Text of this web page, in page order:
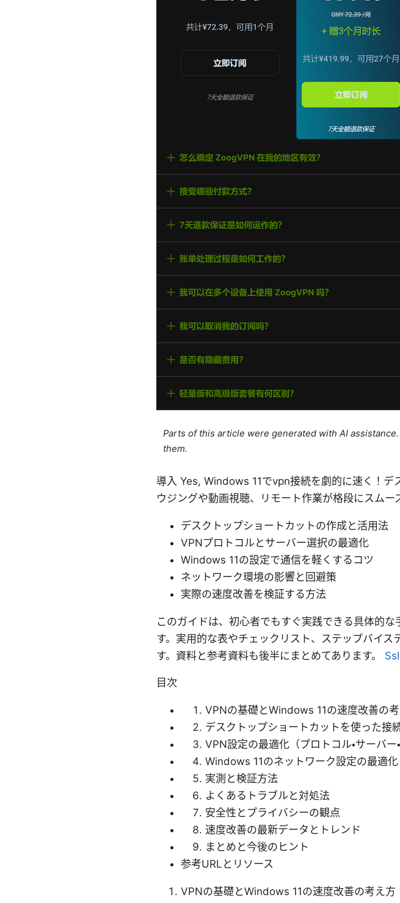
Parts of this article were generated with AI
them.
導入 Yes, Windows 11でvpn接続を劇的に速く！デ
ウジングや動画視聴、リモート作業が格段にスムー
デスクトップショートカットの作成と活用法
VPNプロトコルとサーバー選択の最適化
Windows 11の設定で通信を軽くするコツ
ネットワーク環境の影響と回避策
実際の速度改善を検証する方法
このガイドは、初心者でもすぐ実践できる具体的
す。実用的な表やチェックリスト、ステップバイ
す。資料と参考資料も後半にまとめてあります。
目次
VPNの基礎とWindows 11の速度改善の
デスクトップショートカットを使った接
VPN設定の最適化（プロトコル・サーバー
Windows 11のネットワーク設定の最適化
実測と検証方法
よくあるトラブルと対処法
安全性とプライバシーの観点
速度改善の最新データとトレンド
まとめと今後のヒント
参考URLとリソース
VPNの基礎とWindows 11の速度改善の考え方